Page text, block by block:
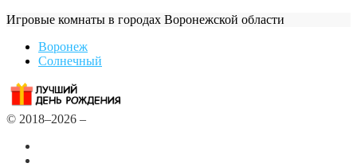
Игровые комнаты в городах Воронежской области
Воронеж
Солнечный
© 2018–2026 –